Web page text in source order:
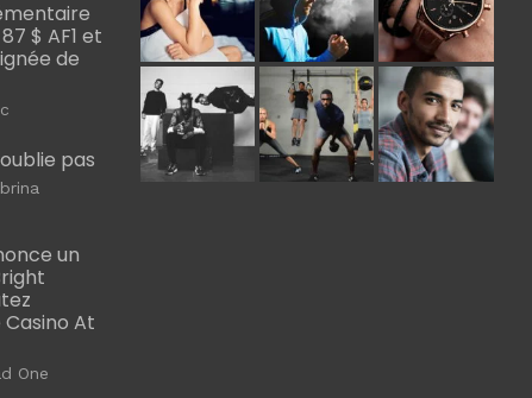
$ AF1 et
de
pas
un
Casino At
One